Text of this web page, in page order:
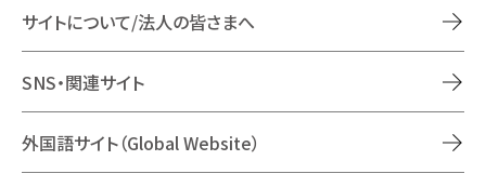
サイトについて/法人の皆さまへ
SNS・関連サイト
外国語サイト（Global Website）